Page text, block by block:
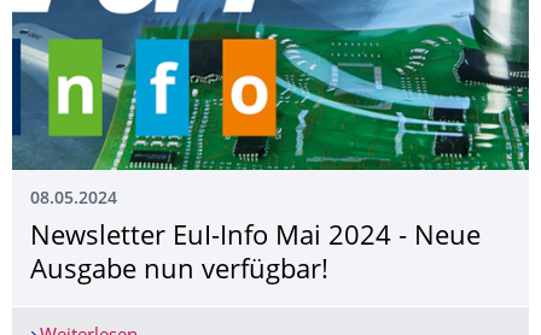
08.05.2024
Newsletter EuI-Info Mai 2024 - Neue
Ausgabe nun verfügbar!